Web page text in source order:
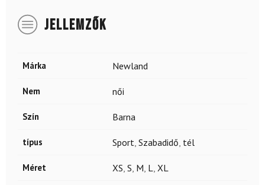
JELLEMZŐK
Márka Newland
Nem női
Szín Barna
típus Sport, Szabadidő, tél
Méret XS, S, M, L, XL